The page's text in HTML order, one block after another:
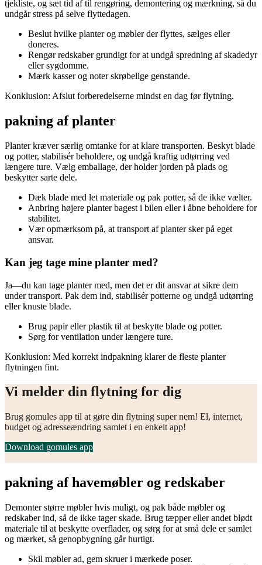
tjekliste, og sæt tid af til rengøring, demontering og mærkning, så du
undgår stress på selve flyttedagen.
Beslut hvilke planter og møbler der flyttes, sælges eller
doneres.
Rengør redskaber grundigt for at undgå spredning af skadedyr
eller sygdomme.
Mærk kasser og noter skrøbelige genstande.
Konklusion: Afslut forberedelserne mindst en dag før flytning.
pakning af planter
Planter kræver særlig omtanke for at klare transporten. Beskyt blade
og potter, stabilisér beholdere, og undgå kraftig udtørring ved
længere ture. Vælg emballage, der holder jorden på plads og
beskytter sarte dele.
Dæk blade med let materiale og pak potter, så de ikke vælter.
Anbring højere planter bagest i bilen eller i åbne beholdere for
stabilitet.
Vær opmærksom på, at transport af planter sker på eget
ansvar.
Kan jeg tage mine planter med?
Ja—du kan tage planter med, men det er dit ansvar at sikre dem
under transport. Pak dem ind, stabilisér potterne og undgå udtørring
eller knuste blade.
Brug papir eller plastik til at beskytte blade og potter.
Sørg for ventilation under længere ture.
Konklusion: Med korrekt indpakning klarer de fleste planter
flytningen fint.
Vi melder din flytning for dig
Brug gomules app til at gøre din flytning super nem! El, internet,
budget og adresseændring samlet i en enkelt app!
Download gomules app
pakning af havemøbler og redskaber
Demonter større møbler hvis muligt, og pak både møbler og
redskaber ind, så de ikke tager skade. Brug tæpper eller andet blødt
materiale til at beskytte overflader, og sørg for at små dele er samlet
og mærket, så genopbygning går hurtigt.
Skil møbler ad, gem skruer i mærkede poser.